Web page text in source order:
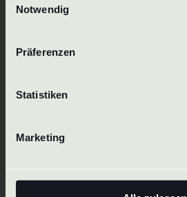
unsere Datenschutzerklärung
Notwendig
Präferenzen
Statistiken
Marketing
Tyskland